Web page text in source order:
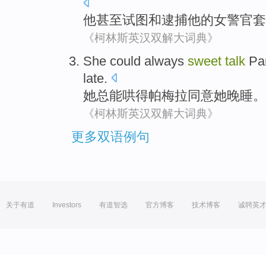
他甚至试图和逮捕他的女警官
《柯林斯英汉双解大词典》
She could always sweet talk
late.
她总能哄得帕梅拉同意她晚睡。
《柯林斯英汉双解大词典》
更多双语例句
关于有道 Investors 有道智选 官方博客 技术博客 诚聘英才